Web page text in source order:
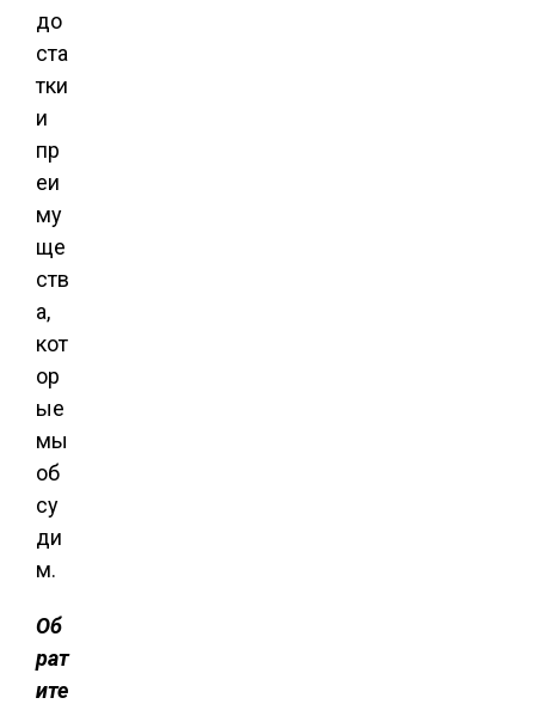
до
ста
тки
и
пр
еи
му
ще
ств
а,
кот
ор
ые
мы
об
су
ди
м.
Об
рат
ите